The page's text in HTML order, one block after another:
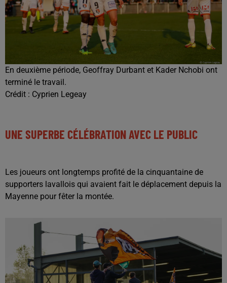
En deuxième période, Geoffray Durbant et Kader Nchobi ont
terminé le travail.
Crédit : Cyprien Legeay
UNE SUPERBE CÉLÉBRATION AVEC LE PUBLIC
Les joueurs ont longtemps profité de la cinquantaine de
supporters lavallois qui avaient fait le déplacement depuis la
Mayenne pour fêter la montée.